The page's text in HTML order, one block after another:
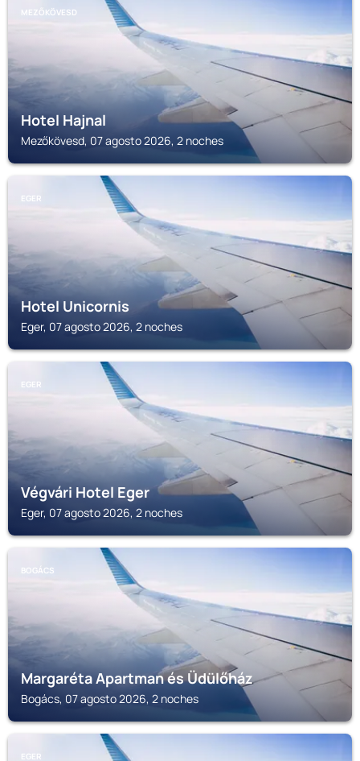
MEZŐKÖVESD
Hotel Hajnal
Mezőkövesd, 07 agosto 2026, 2 noches
EGER
Hotel Unicornis
Eger, 07 agosto 2026, 2 noches
EGER
Végvári Hotel Eger
Eger, 07 agosto 2026, 2 noches
BOGÁCS
Margaréta Apartman és Üdülőház
Bogács, 07 agosto 2026, 2 noches
EGER